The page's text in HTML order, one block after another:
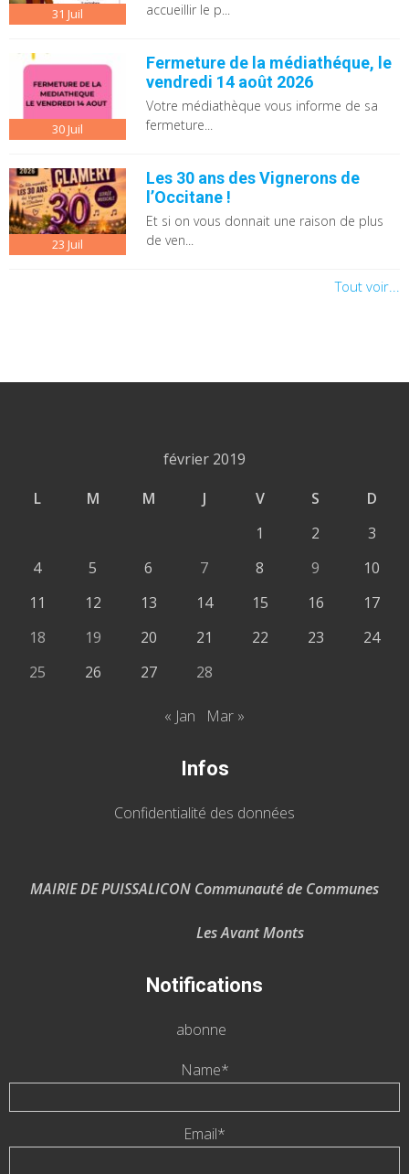
31 Juil
accueillir le p...
30Juil
Fermeture de la médiathéque, le
vendredi 14 août 2026
Votre médiathèque vous informe de sa
fermeture...
23 Juil
Les 30 ans des Vignerons de
l’Occitane !
Et si on vous donnait une raison de plus
de ven...
Tout voir...
février 2019
L
M M J V S
D
1
2
3
4
5 6 7 8 9
10
11
12 13 14 15 16
17
18
19 20 21 22 23
24
25
26 27 28
« Jan Mar »
Infos
Confidentialité des données
MAIRIE DE PUISSALICON Communauté de Communes
Les Avant Monts
Notifications
abonne
Name*
Email*